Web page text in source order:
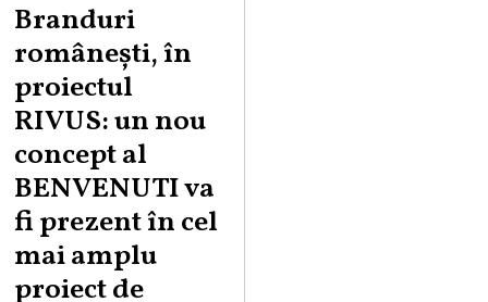
Branduri
românești, în
proiectul
RIVUS: un nou
concept al
BENVENUTI va
fi prezent în cel
mai amplu
proiect de